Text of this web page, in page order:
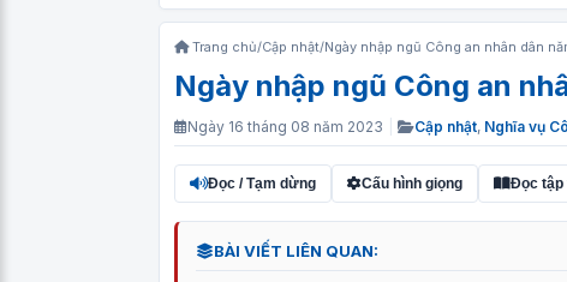
Trang chủ/Cập nhật/Ngày nhập ngũ Công an nhân dân
Ngày nhập ngũ Công an
Ngày 16 tháng 08 năm 2023 Cập nhật, Nghĩa vụ
Đọc / Tạm dừng Cấu hình giọng Đọc tập
BÀI VIẾT LIÊN QUAN: